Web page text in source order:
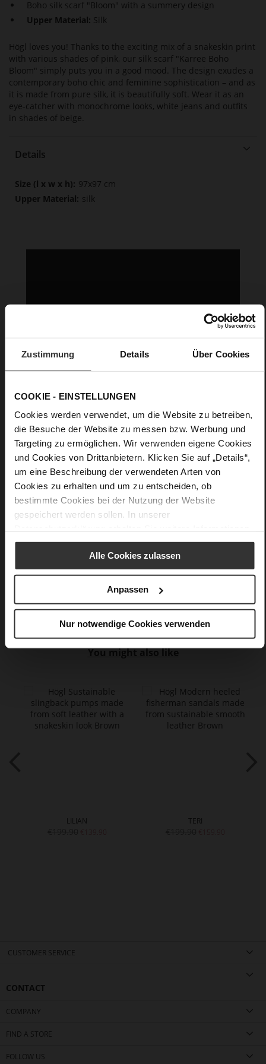
Zustimmung Details Über Cookies
COOKIE - EINSTELLUNGEN
Cookies werden verwendet, um die Website zu betreiben,
die Besuche der Website zu messen bzw. Werbung und
Targeting zu ermöglichen. Wir verwenden eigene Cookies
und Cookies von Drittanbietern. Klicken Sie auf „Details“,
um eine Beschreibung der verwendeten Arten von
Cookies zu erhalten und um zu entscheiden, ob
bestimmte Cookies bei der Nutzung der Website
gespeichert werden sollen. In unserer
Alle Cookies zulassen
Anpassen
Nur notwendige Cookies verwenden
Boho silk scarf "Bloom" with a summery design
Upper Material: Silk
Högl loves you! Thanks to the exciting mix of a snakeskin print
with various shades of pink, our silk scarf "Karree Boho
Bloom" simply puts you in a good mood. The design exudes a
contemporary boho chic and feminine sophistication – and as
it is made from pure silk, it is beautifully soft. Wear it as an
eye-catcher with monochrome looks, white jeans and outfits
in shades of beige.
Details
More
Information
97x97 cm
silk
You might also like
LILIAN TERI
CUSTOMER SERVICE
CONTACT
COMPANY
FIND A STORE
FOLLOW US